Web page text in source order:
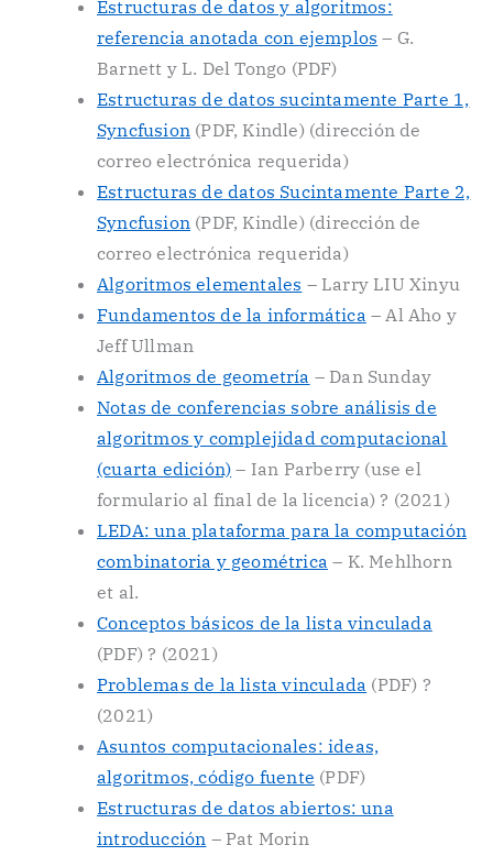
Estructuras de datos y algoritmos:
referencia anotada con ejemplos – G.
Barnett y L. Del Tongo (PDF)
Estructuras de datos sucintamente Parte 1,
Syncfusion (PDF, Kindle) (dirección de
correo electrónica requerida)
Estructuras de datos Sucintamente Parte 2,
Syncfusion (PDF, Kindle) (dirección de
correo electrónica requerida)
Algoritmos elementales – Larry LIU Xinyu
Fundamentos de la informática – Al Aho y
Jeff Ullman
Algoritmos de geometría – Dan Sunday
Notas de conferencias sobre análisis de
algoritmos y complejidad computacional
(cuarta edición) – Ian Parberry (use el
formulario al final de la licencia) ? (2021)
LEDA: una plataforma para la computación
combinatoria y geométrica – K. Mehlhorn
et al.
Conceptos básicos de la lista vinculada
(PDF) ? (2021)
Problemas de la lista vinculada (PDF) ?
(2021)
Asuntos computacionales: ideas,
algoritmos, código fuente (PDF)
Estructuras de datos abiertos: una
introducción – Pat Morin